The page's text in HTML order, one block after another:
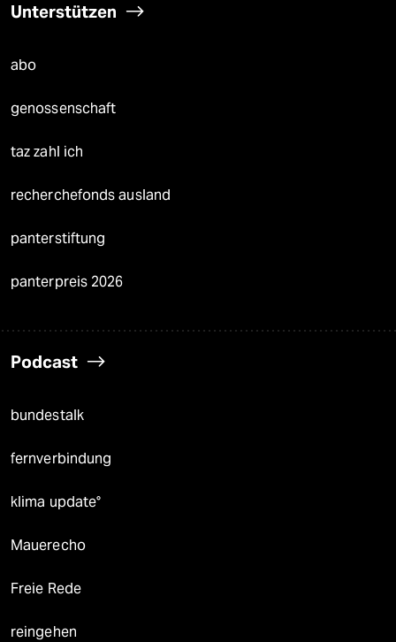
Unterstützen
abo
genossenschaft
taz zahl ich
recherchefonds ausland
panterstiftung
panterpreis 2026
Podcast
bundestalk
fernverbindung
klima update°
Mauerecho
Freie Rede
reingehen